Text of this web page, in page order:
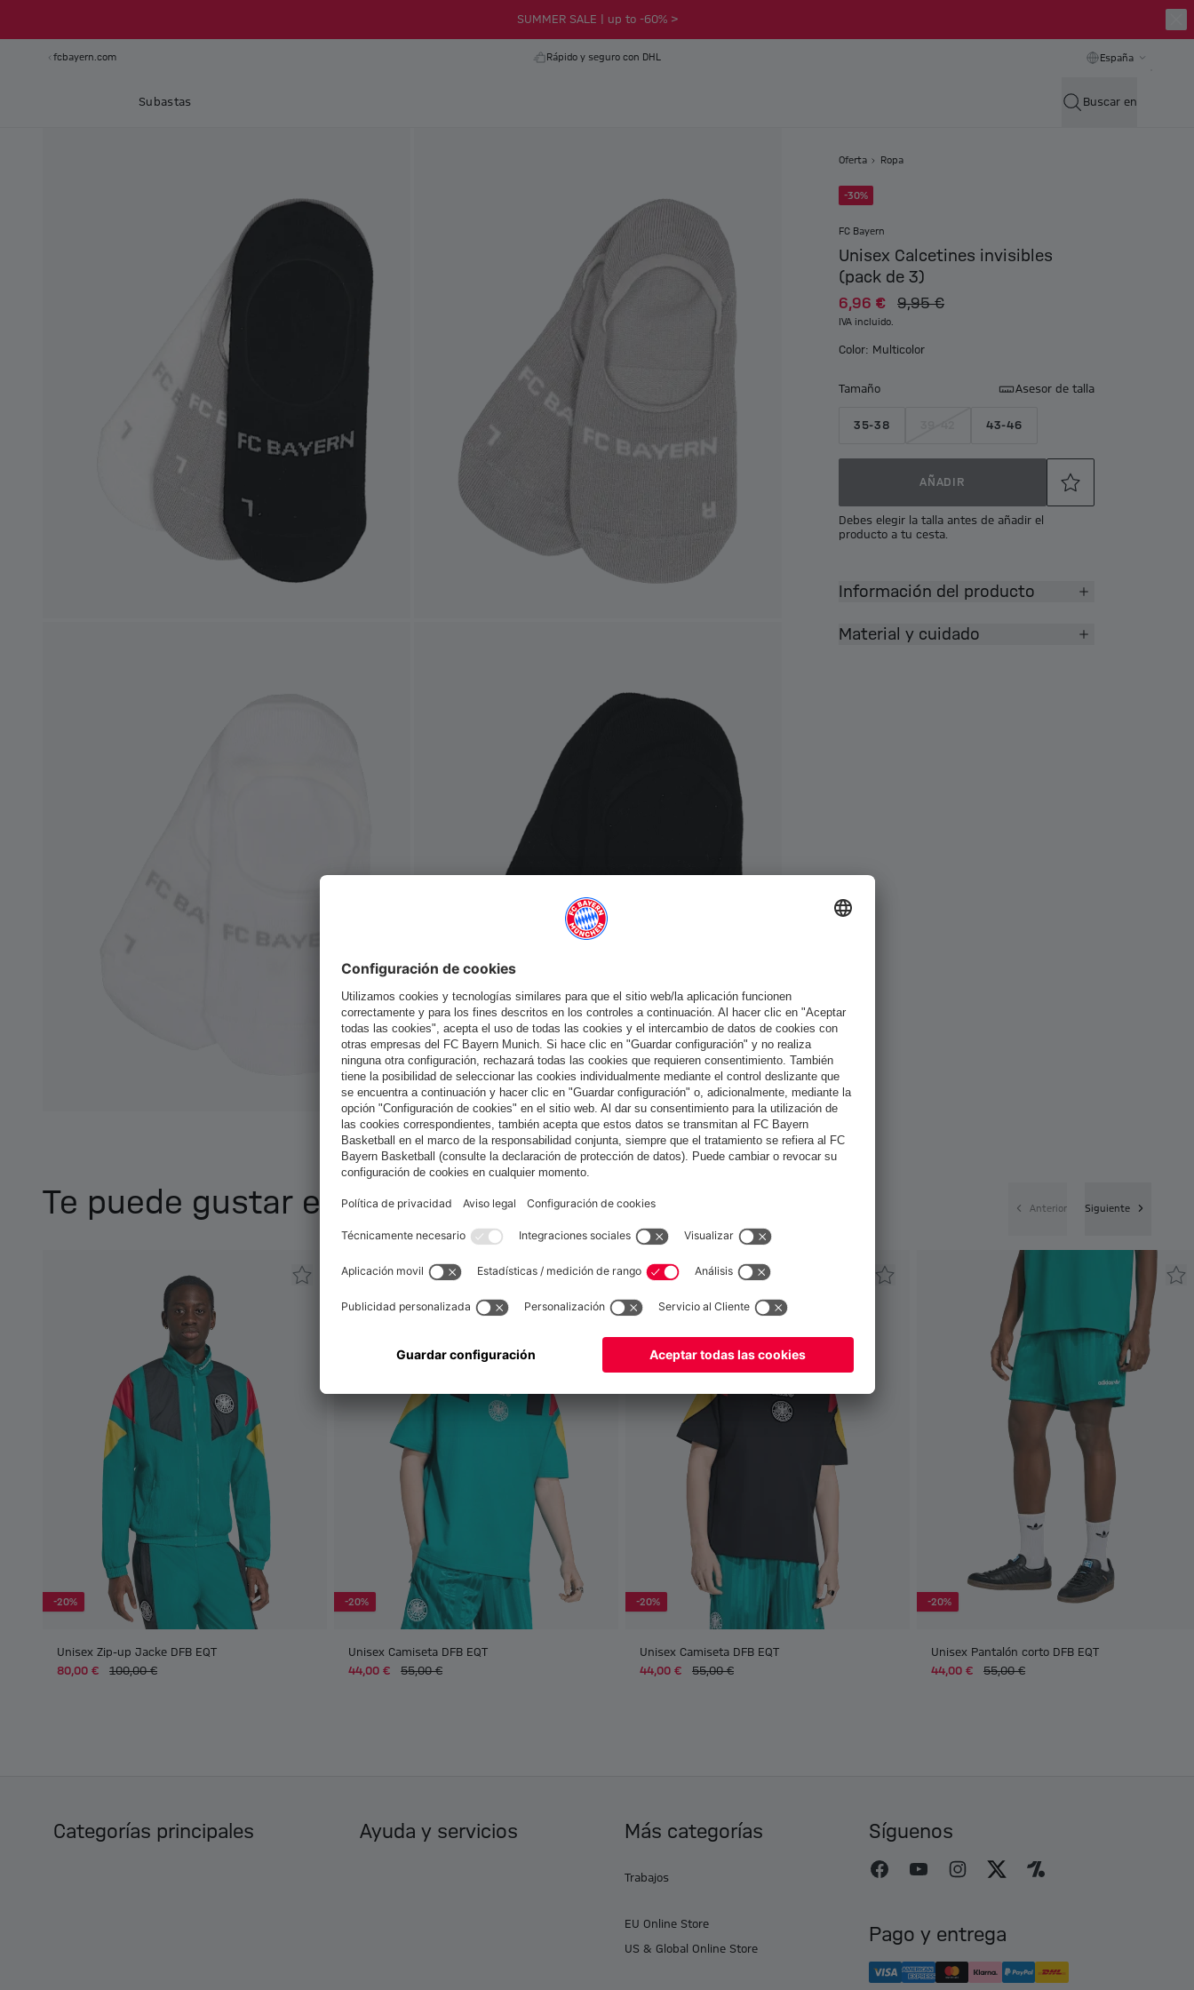
SUMMER SALE | up to -60% >
fcbayern.com Rápido y seguro con DHL España
Subastas Buscar en
Oferta Ropa
-30%
FC Bayern
Unisex Calcetines invisibles
(pack de 3)
6,96 € 9,95 €
IVA incluido.
Color: Multicolor
Tamaño Asesor de talla
35-38 43-46
AÑADIR
Debes elegir la talla antes de añadir el
producto a tu cesta.
Información del producto
Material y cuidado
Te puede gustar esto también Anterior Siguiente
-20%
Unisex Zip-up Jacke DFB EQT
80,00 €
100,00 €
-20%
Unisex Camiseta DFB EQT
44,00 €
55,00 €
-20%
Unisex Camiseta DFB EQT
44,00 €
55,00 €
-20%
Unisex Pantalón corto DFB EQT
44,00 €
55,00 €
Categorías principales Ayuda y servicios Más categorías
Trabajos
EU Online Store
US & Global Online Store
Síguenos
Pago y entrega
¿Quieres quedarte en la tiendaEspaña?
Españapara entregar allí!